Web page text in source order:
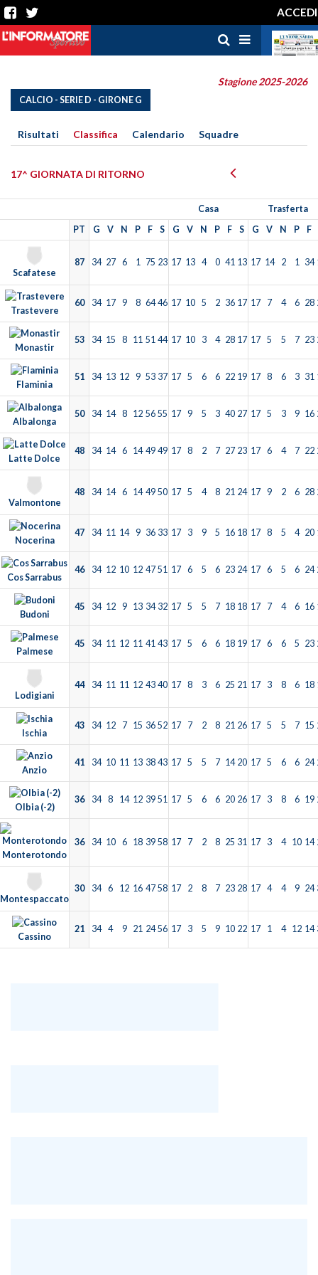
ACCEDI
Stagione 2025-2026
CALCIO - SERIE D - GIRONE G
Risultati Classifica Calendario Squadre
17^ GIORNATA DI RITORNO
Casa
Trasferta
PT
G V N P F S G V N P F S G V N P F
Scafatese
87 34 27 6 1 75 23 17 13 4 0 41 13 17 14 2 1 34
Trastevere
60 34 17 9 8 64 46 17 10 5 2 36 17 17 7 4 6 28
Monastir
53 34 15 8 11 51 44 17 10 3 4 28 17 17 5 5 7 23
Flaminia
51 34 13 12 9 53 37 17 5 6 6 22 19 17 8 6 3 31
Albalonga
50 34 14 8 12 56 55 17 9 5 3 40 27 17 5 3 9 16
Latte Dolce
48 34 14 6 14 49 49 17 8 2 7 27 23 17 6 4 7 22
Valmontone
48 34 14 6 14 49 50 17 5 4 8 21 24 17 9 2 6 28
Nocerina
47 34 11 14 9 36 33 17 3 9 5 16 18 17 8 5 4 20
Cos Sarrabus
46 34 12 10 12 47 51 17 6 5 6 23 24 17 6 5 6 24
Budoni
45 34 12 9 13 34 32 17 5 5 7 18 18 17 7 4 6 16
Palmese
45 34 11 12 11 41 43 17 5 6 6 18 19 17 6 6 5 23
Lodigiani
44 34 11 11 12 43 40 17 8 3 6 25 21 17 3 8 6 18
Ischia
43 34 12 7 15 36 52 17 7 2 8 21 26 17 5 5 7 15
Anzio
41 34 10 11 13 38 43 17 5 5 7 14 20 17 5 6 6 24
Olbia (-2)
36 34 8 14 12 39 51 17 5 6 6 20 26 17 3 8 6 19
Monterotondo
36 34 10 6 18 39 58 17 7 2 8 25 31 17 3 4 10 14
Montespaccato
30 34 6 12 16 47 58 17 2 8 7 23 28 17 4 4 9 24
Cassino
21 34 4 9 21 24 56 17 3 5 9 10 22 17 1 4 12 14